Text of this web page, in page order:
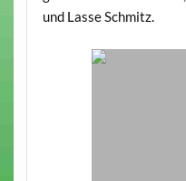
und Lasse Schmitz.